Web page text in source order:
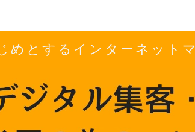
とするインターネット